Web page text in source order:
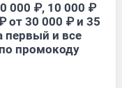
000 ₽, 10 000 ₽
от 30 000 ₽ и 35
первый и все
промокоду